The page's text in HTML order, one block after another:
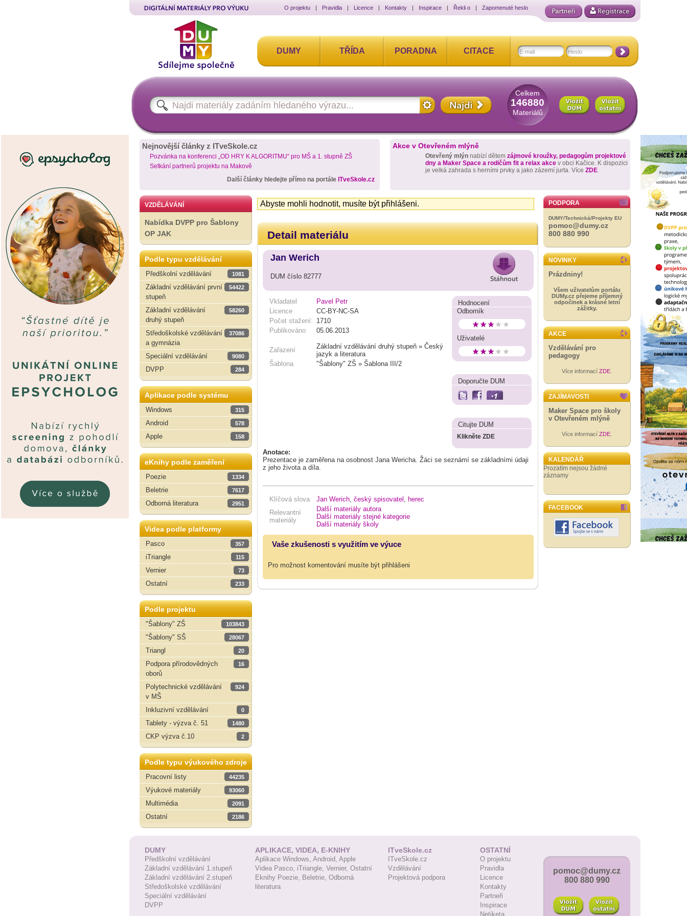
O projektu | Pravidla | Licence | Kontakty | Inspirace | Řekli o | Zapomenuté heslo
DUMY TŘÍDA PORADNA CITACE
Celkem
146880
Materiálů
Nejnovější články z ITveSkole.cz
Pozvánka na konferenci „OD HRY K ALGORITMU“ pro MŠ a 1. stupně ZŠ
Setkání partnerů projektu na Makově
Další články hledejte přímo na portále ITveSkole.cz
Akce v Otevřeném mlýně
Otevřený mlýn nabízí dětem zájmové kroužky, pedagogům projektové
dny a Maker Space a rodičům fit a relax akce v obci Kačice. K dispozici
je velká zahrada s herními prvky a jako zázemí jurta. Více ZDE.
VZDĚLÁVÁNÍ
Nabídka DVPP pro Šablony
OP JAK
Podle typu vzdělávání
Předškolní vzdělávání
1081
Základní vzdělávání první
stupeň
54422
Základní vzdělávání
druhý stupeň
58260
Středoškolské vzdělávání
a gymnázia
37086
Speciální vzdělávání 9080
DVPP 284
Aplikace podle systému
Windows
315
Android 578
Apple 158
eKnihy podle zaměření
Poezie
1334
Beletrie 7617
Odborná literatura 2951
Videa podle platformy
Pasco
357
iTriangle 115
Vernier 73
Ostatní 233
Podle projektu
"Šablony" ZŠ
103843
"Šablony" SŠ 28067
Triangl 20
Podpora přírodovědných
oborů
16
Polytechnické vzdělávání
v MŠ
924
Inkluzivní vzdělávání 0
Tablety - výzva č. 51 1480
CKP výzva č.10 2
Podle typu výukového zdroje
Pracovní listy
44235
Výukové materiály 93060
Multimédia 2091
Ostatní 2186
Abyste mohli hodnotit, musíte být přihlášeni.
Detail materiálu
Jan Werich
DUM číslo 82777
Vkladatel
Pavel Petr
Licence
CC-BY-NC-SA
Počet stažení: 1710
Publikováno
05.06.2013
Zařazení
Základní vzdělávání druhý stupeň » Český
jazyk a literatura
Šablona
"Šablony" ZŠ » Šablona III/2
Hodnocení
Odborník
Uživatelé
Doporučte DUM
Citujte DUM
Klikněte ZDE
Anotace:
Prezentace je zaměřena na osobnost Jana Wericha. Žáci se seznámí se základními údaji
z jeho života a díla.
Klíčová slova Jan Werich český spisovatel
herec
Relevantní
materiály
Další materiály autora
Další materiály stejné kategorie
Další materiály školy
Vaše zkušenosti s využitím ve výuce
Pro možnost komentování musíte být přihlášeni
PODPORA
DUMY/Technická/Projekty EU
pomoc@dumy.cz
800 880 990
NOVINKY
Prázdniny!
Všem uživatelům portálu
DUMy.cz přejeme příjemný
odpočinek a krásné letní
zážitky.
AKCE
Vzdělávání pro
pedagogy
Více informací ZDE
ZAJÍMAVOSTI
Maker Space pro školy
v Otevřeném mlýně
Více informací ZDE
KALENDÁŘ
Prozatím nejsou žádné
záznamy
FACEBOOK
DUMY
Předškolní vzdělávání
Základní vzdělávání 1.stupeň
Základní vzdělávání 2.stupeň
Středoškolské vzdělávání
Speciální vzdělávání
DVPP
APLIKACE, VIDEA, E-KNIHY
Aplikace Windows, Android, Apple
Videa Pasco, iTriangle, Vernier, Ostatní
Eknihy Poezie, Beletrie, Odborná
literatura
ITveSkole.cz
ITveSkole.cz
Vzdělávání
Projektová podpora
OSTATNÍ
O projektu
Pravidla
Licence
Kontakty
Partneři
Inspirace
Netiketa
pomoc@dumy.cz
800 880 990